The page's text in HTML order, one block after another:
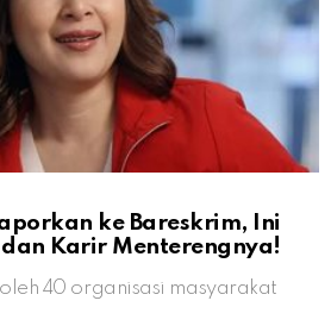
ke Bareskrim, Ini
Karir Menterengnya!
40 organisasi masyarakat